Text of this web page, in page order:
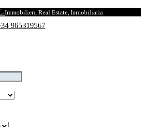
Immobilien, Real Estate, Inmobiliaria
965319567